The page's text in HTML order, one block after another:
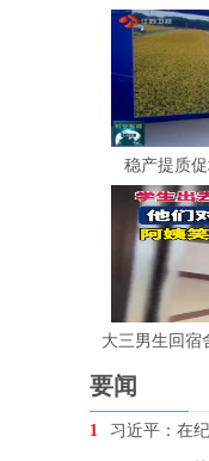
稳产提质
大三男生回宿
要闻
1 习近平：在纪念